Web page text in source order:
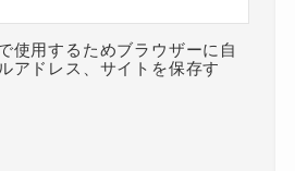
使用するためブラウザーに自
アドレス、サイトを保存す